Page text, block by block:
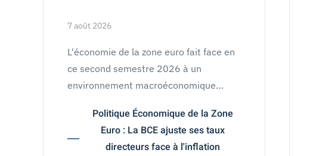
7 août 2026
L'économie de la zone euro fait face en
ce second semestre 2026 à un
environnement macroéconomique…
Politique Économique de la Zone
Euro : La BCE ajuste ses taux
directeurs face à l'inflation